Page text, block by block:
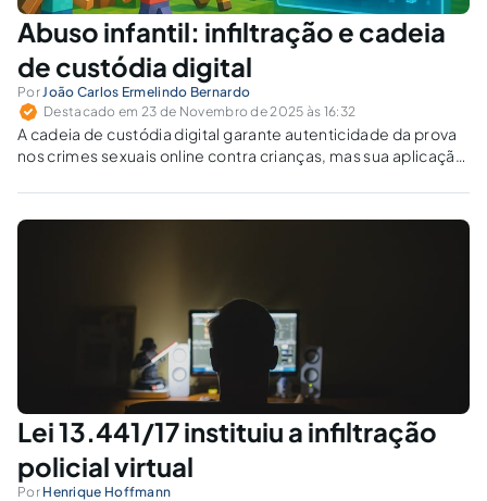
Abuso infantil: infiltração e cadeia
de custódia digital
PorJoão Carlos Ermelindo Bernardo
Destacado em 23 de Novembro de 2025 às 16:32
A cadeia de custódia digital garante autenticidade da prova
nos crimes sexuais online contra crianças, mas sua aplicação
supera limites probatórios sem violar garantias?
Lei 13.441/17 instituiu a infiltração
policial virtual
Por Henrique Hoffmann